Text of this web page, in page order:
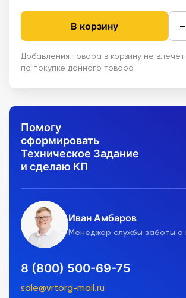
В корзину −
Добавления товара в корзину не
по покупке данного товара
Помогу
сформировать
Техническое Задание
и сделаю КП
Иван Амбаров
Менеджер службы заботы о
8 (800) 500-69-75
sale@vrtorg-mail.ru